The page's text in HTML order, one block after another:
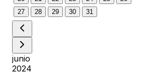
27
28 29 30 31
junio
2024